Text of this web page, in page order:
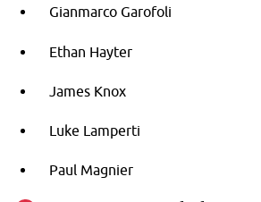
Gianmarco Garofoli
Ethan Hayter
James Knox
Luke Lamperti
Paul Magnier